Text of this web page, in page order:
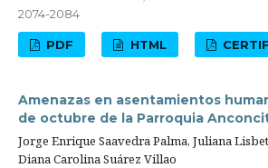
2074-2084
PDF HTML
Amenazas en asentamientos
de octubre de la Parroquia
Jorge Enrique Saavedra Palma, Juliana
Diana Carolina Suárez Villao